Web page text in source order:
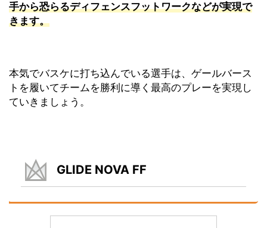
手から恐らるディフェンスフットワークなどが実現で
きます。
本気でバスケに打ち込んでいる選手は、ゲールバース
トを履いてチームを勝利に導く最高のプレーを実現し
ていきましょう。
GLIDE NOVA FF